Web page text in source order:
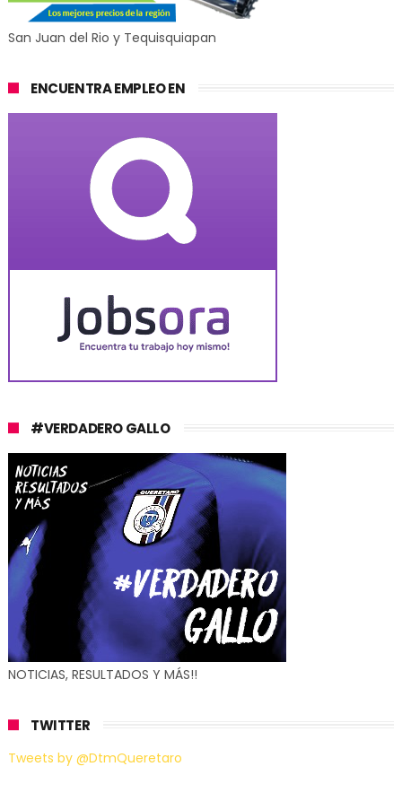
San Juan del Rio y Tequisquiapan
ENCUENTRA EMPLEO EN
#VERDADERO GALLO
NOTICIAS, RESULTADOS Y MÁS!!
TWITTER
Tweets by @DtmQueretaro